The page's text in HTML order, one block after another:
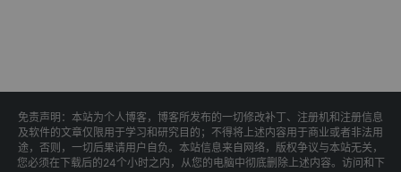
免责声明：本站为个人博客，博客所发布的一切修改补丁、注册机和注册信息
及软件的文章仅限用于学习和研究目的；不得将上述内容用于商业或者非法用
途，否则，一切后果请用户自负。本站信息来自网络，版权争议与本站无关，
您必须在下载后的24个小时之内，从您的电脑中彻底删除上述内容。访问和下